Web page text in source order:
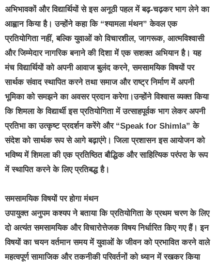
अभिभावकों और विद्यार्थियों से इस अनूठी पहल में बढ़-चढ़कर भाग लेने का
आह्वान किया है। उन्होंने कहा कि “श्यामला मंथन” केवल एक
प्रतियोगिता नहीं, बल्कि युवाओं को विचारशील, जागरूक, आत्मविश्वासी
और जिम्मेदार नागरिक बनाने की दिशा में एक सशक्त अभियान है। यह
मंच विद्यार्थियों को अपनी आवाज बुलंद करने, समसामयिक विषयों पर
सार्थक संवाद स्थापित करने तथा समाज और राष्ट्र निर्माण में अपनी
भूमिका को समझने का अवसर प्रदान करेगा।उन्होंने विश्वास व्यक्त किया
कि शिमला के विद्यार्थी इस प्रतियोगिता में उत्साहपूर्वक भाग लेकर अपनी
प्रतिभा का उत्कृष्ट प्रदर्शन करेंगे और “Speak for Shimla” के
संदेश को सार्थक रूप से आगे बढ़ाएंगे। जिला प्रशासन इस आयोजन को
भविष्य में शिमला की एक प्रतिष्ठित बौद्धिक और साहित्यिक परंपरा के रूप
में स्थापित करने के लिए प्रतिबद्ध है।
समसामयिक विषयों पर होगा मंथन
उपायुक्त अनुपम कश्यप ने बताया कि प्रतियोगिता के प्रथम चरण के लिए
दो अत्यंत समसामयिक और विचारोत्तेजक विषय निर्धारित किए गए हैं। इन
विषयों का चयन वर्तमान समय में युवाओं के जीवन को प्रभावित करने वाले
महत्वपूर्ण सामाजिक और तकनीकी परिवर्तनों को ध्यान में रखकर किया